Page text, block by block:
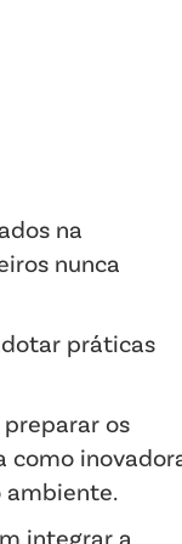
na
nunca
práticas
os
como
ambiente.
integrar a